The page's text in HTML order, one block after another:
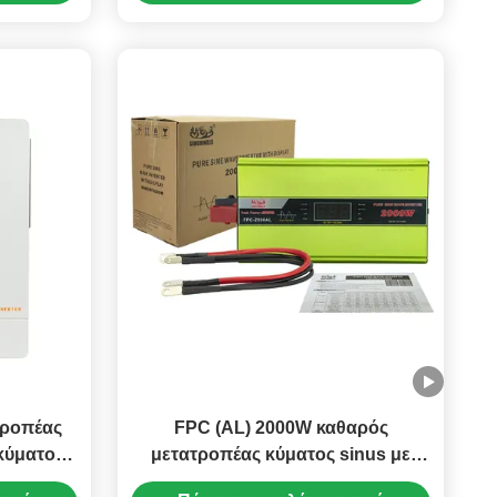
και
FPC (AL) 2000W καθαρός
μετατροπέας κύματος sinus με
φορτιστή μπαταρίας 200A για